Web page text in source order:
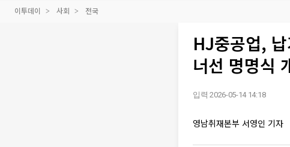
이투데이 사회 전국
HJ중공업,
너선 명명식
입력 2026-05-14 14:18
영남취재본부 서영인 기자